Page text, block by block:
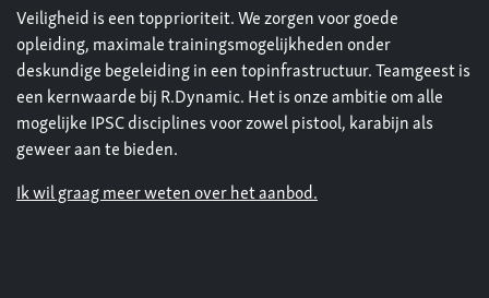
Veiligheid is een topprioriteit. We zorgen voor goede
opleiding, maximale trainingsmogelijkheden onder
deskundige begeleiding in een topinfrastructuur. Teamgeest is
een kernwaarde bij R.Dynamic. Het is onze ambitie om alle
mogelijke IPSC disciplines voor zowel pistool, karabijn als
geweer aan te bieden.
Ik wil graag meer weten over het aanbod.